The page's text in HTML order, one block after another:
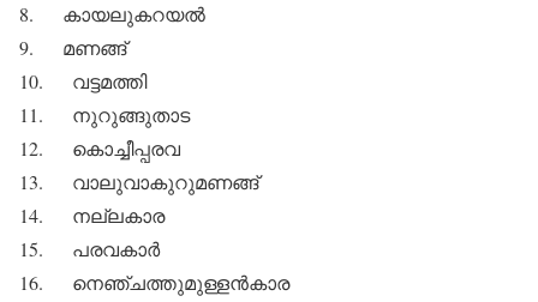
8. കായലുകറയല്‍
9. മണങ്ങ്
10. വട്ടമത്തി
11. നുറുങ്ങുതാട
12. കൊച്ചീപ്പരവ
13. വാലുവാകുറുമണങ്ങ്
14. നല്ലകാര
15. പരവകാര്‍
16. നെഞ്ചത്തുമുള്ളന്‍കാര